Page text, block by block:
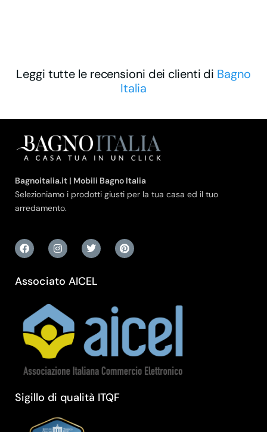
Leggi tutte le recensioni dei clienti di Bagno
Italia
Bagnoitalia.it | Mobili Bagno Italia
Selezioniamo i prodotti giusti per la tua casa ed il tuo
arredamento.
Associato AICEL
Sigillo di qualità ITQF